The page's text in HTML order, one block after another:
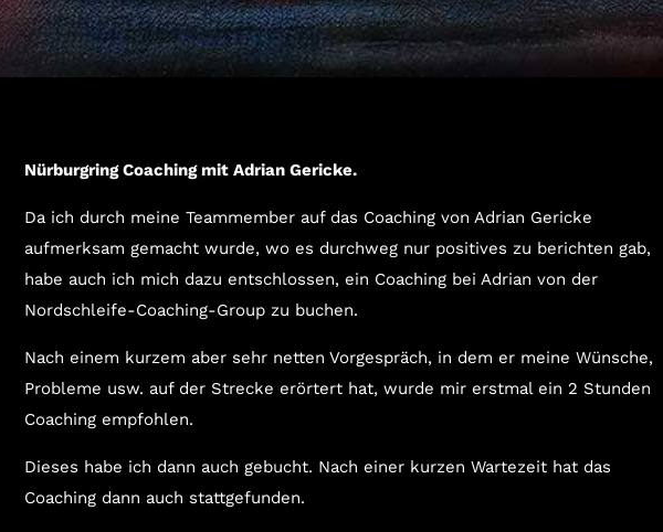
Nürburgring Coaching mit Adrian Gericke.
Da ich durch meine Teammember auf das Coaching von Adrian Gericke
aufmerksam gemacht wurde, wo es durchweg nur positives zu berichten gab,
habe auch ich mich dazu entschlossen, ein Coaching bei Adrian von der
Nordschleife-Coaching-Group zu buchen.
Nach einem kurzem aber sehr netten Vorgespräch, in dem er meine Wünsche,
Probleme usw. auf der Strecke erörtert hat, wurde mir erstmal ein 2 Stunden
Coaching empfohlen.
Dieses habe ich dann auch gebucht. Nach einer kurzen Wartezeit hat das
Coaching dann auch stattgefunden.